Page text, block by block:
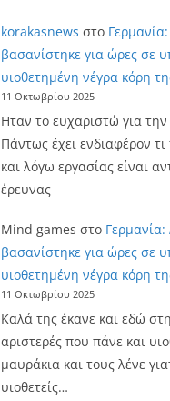
korakasnews στο
βασανίστηκε για ώρες σε
υιοθετημένη νέγρα κόρη
11 Οκτωβρίου 2025
Ηταν το ευχαριστώ για
Πάντως έχει ενδιαφέρον
και λόγω εργασίας είναι
έρευνας
Mind games στο
βασανίστηκε για ώρες σε
υιοθετημένη νέγρα κόρη
11 Οκτωβρίου 2025
Καλά της έκανε και εδώ
αριστερές που πάνε και
μαυράκια και τους λένε
υιοθετείς…